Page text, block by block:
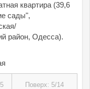
квартира (39,6
сады",
район, Одесса).
Поверх: 5/14